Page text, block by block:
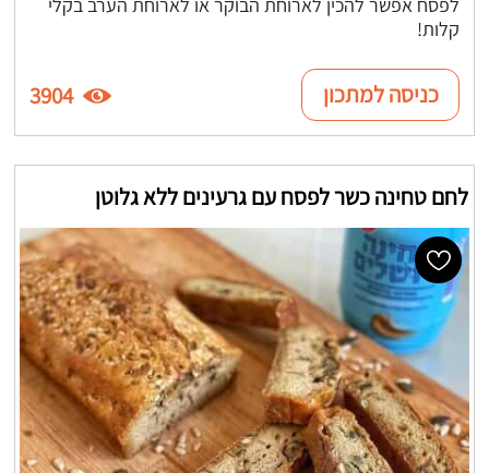
קלות!
כניסה למתכון 3904
לחם טחינה כשר לפסח עם גרעינים ללא גלוטן